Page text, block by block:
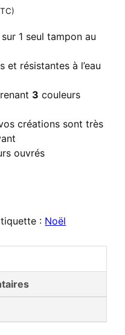
1 seul tampon au
et résistantes à l’eau
3 couleurs
créations sont très
ouvrés
: Noël